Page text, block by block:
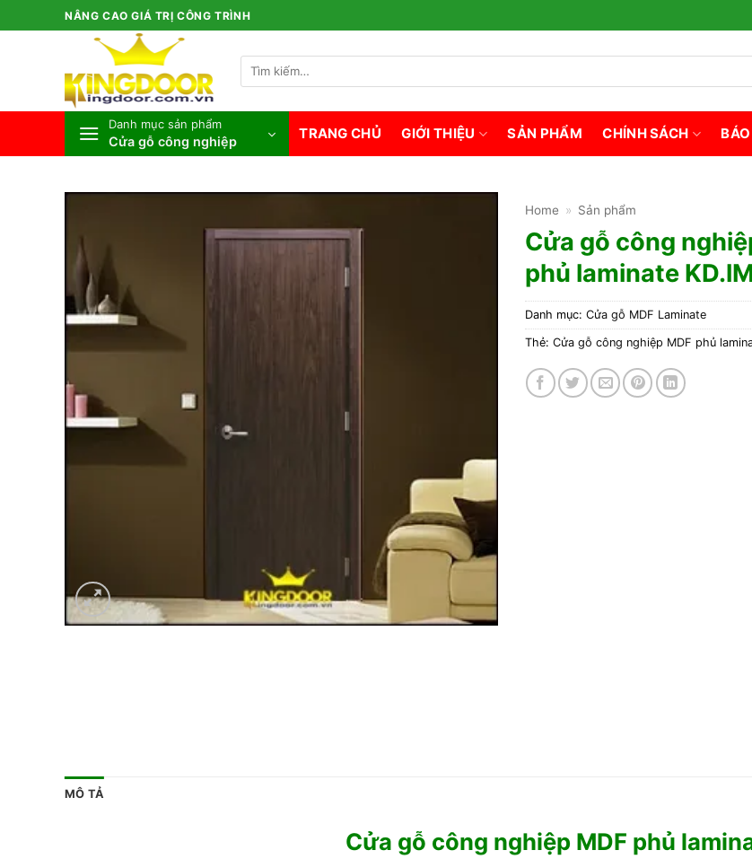
qua
NÂNG CAO GIÁ TRỊ CÔNG TRÌNH
Tìm
kiếm:
Danh mục sản phẩm
Cửa gỗ công nghiệp TRANG CHỦ GIỚI THIỆU SẢN PHẨM CHÍNH SÁCH
Home » Sản phẩm
Cửa gỗ công
phủ laminate
Danh mục: Cửa gỗ MDF Laminate
Thẻ: Cửa gỗ công nghiệp MDF phủ
MÔ TẢ
Cửa gỗ công nghiệp MDF phủ